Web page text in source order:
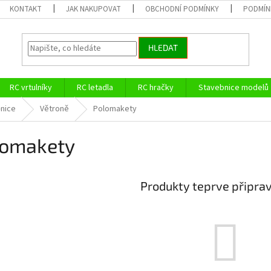
KONTAKT JAK NAKUPOVAT OBCHODNÍ PODMÍNKY
HLEDAT
RC vrtulníky RC letadla RC hračky Stavebnice modelů
Větroně Polomakety
Produkty teprve